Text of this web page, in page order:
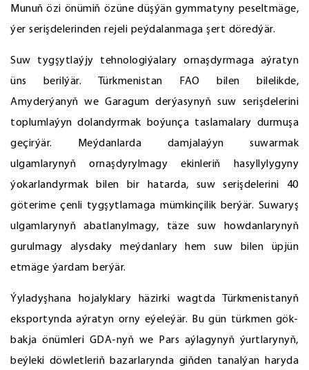
Munuň özi önümiň özüne düşýän gymmatyny peseltmäge,
ýer serişdelerinden rejeli peýdalanmaga şert döredýär.
Suw tygşytlaýjy tehnologiýalary ornaşdyrmaga aýratyn
üns berilýär. Türkmenistan FAO bilen bilelikde,
Amyderýanyň we Garagum derýasynyň suw serişdelerini
toplumlaýyn dolandyrmak boýunça taslamalary durmuşa
geçirýär. Meýdanlarda damjalaýyn suwarmak
ulgamlarynyň ornaşdyrylmagy ekinleriň hasyllylygyny
ýokarlandyrmak bilen bir hatarda, suw serişdelerini 40
göterime çenli tygşytlamaga mümkinçilik berýär. Suwaryş
ulgamlarynyň abatlanylmagy, täze suw howdanlarynyň
gurulmagy alysdaky meýdanlary hem suw bilen üpjün
etmäge ýardam berýär.
Ýyladyşhana hojalyklary häzirki wagtda Türkmenistanyň
eksportynda aýratyn orny eýeleýär. Bu gün türkmen gök-
bakja önümleri GDA-nyň we Pars aýlagynyň ýurtlarynyň,
beýleki döwletleriň bazarlarynda giňden tanalýan haryda